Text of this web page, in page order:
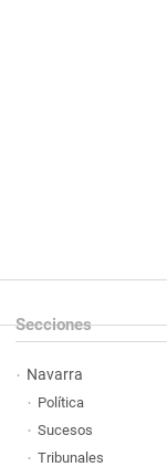
Secciones
Navarra
Política
Sucesos
Tribunales